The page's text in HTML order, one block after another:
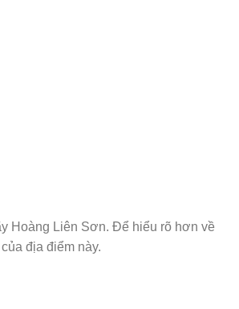
Hoàng Liên Sơn. Để hiểu rõ hơn về
địa điểm này.